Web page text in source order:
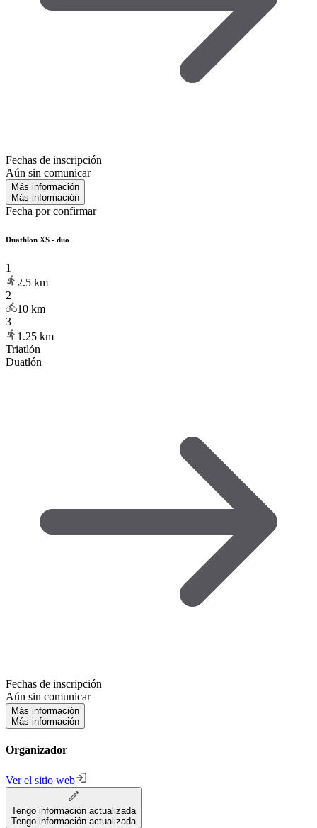
Fechas de inscripción
Aún sin comunicar
Más información
Más información
Fecha por confirmar
Duathlon XS - duo
1
2.5 km
2
10 km
3
1.25 km
Triatlón
Duatlón
Fechas de inscripción
Aún sin comunicar
Más información
Más información
Organizador
Ver el sitio web
Tengo información actualizada
Tengo información actualizada